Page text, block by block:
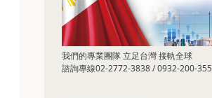
我們的專業團隊 立足台灣 接軌全球
諮詢專線02-2772-3838 / 0932-200-355